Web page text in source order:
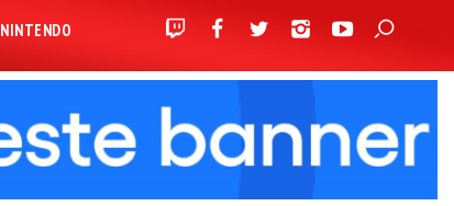
NINTENDO